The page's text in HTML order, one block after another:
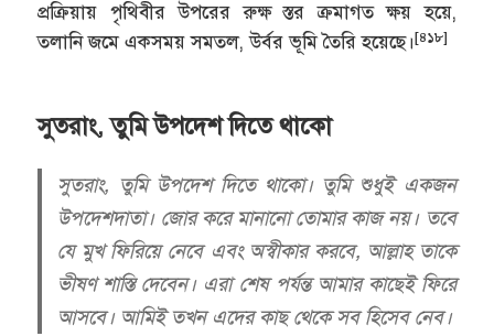
প্রক্রিয়ায় পৃথিবীর উপরের রুক্ষ স্তর ক্রমাগত ক্ষয় হয়ে,
তলানি জমে একসময় সমতল, উর্বর ভূমি তৈরি হয়েছে।[৪১৮]
সুতরাং, তুমি উপদেশ দিতে থাকো
সুতরাং, তুমি উপদেশ দিতে থাকো। তুমি শুধুই একজন
উপদেশদাতা। জোর করে মানানো তোমার কাজ নয়। তবে
যে মুখ ফিরিয়ে নেবে এবং অস্বীকার করবে, আল্লাহ তাকে
ভীষণ শাস্তি দেবেন। এরা শেষ পর্যন্ত আমার কাছেই ফিরে
আসবে। আমিই তখন এদের কাছ থেকে সব হিসেব নেব।